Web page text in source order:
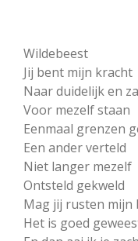
Wildebeest
Jij bent mijn kracht
Naar duidelijk en
Voor mezelf staan
Eenmaal grenzen
Een ander verteld
Niet langer mezelf
Ontsteld gekweld
Mag jij rusten mijn
Het is goed